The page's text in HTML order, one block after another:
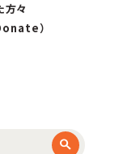
方々
）